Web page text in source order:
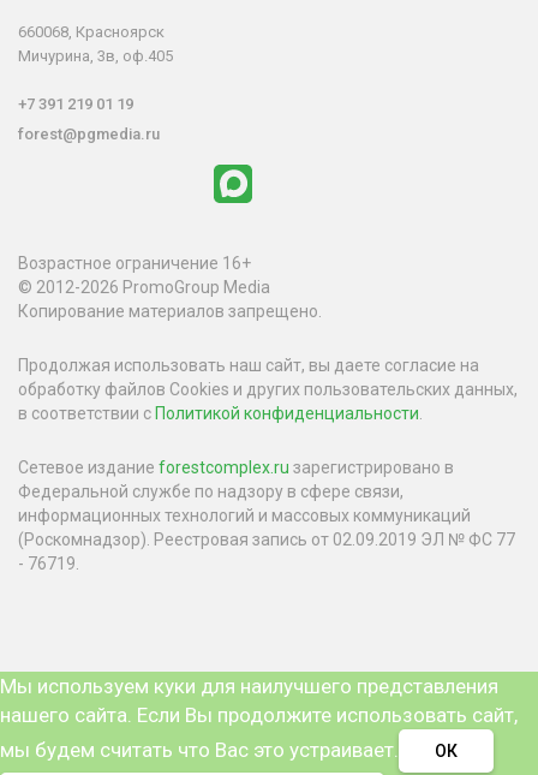
660068, Красноярск
Мичурина, 3в, оф.405
+7 391 219 01 19
forest@pgmedia.ru
Возрастное ограничение 16+
© 2012-2026 PromoGroup Media
Копирование материалов запрещено.
Продолжая использовать наш сайт, вы даете согласие на
обработку файлов Cookies и других пользовательских данных,
в соответствии сПолитикой конфиденциальности
Сетевое издание forestcomplex.ru зарегистрировано в
Федеральной службе по надзору в сфере связи,
информационных технологий и массовых коммуникаций
(Роскомнадзор). Реестровая запись от 02.09.2019 ЭЛ № ФС 77
- 76719.
Мы используем куки для наилучшего представления
нашего сайта. Если Вы продолжите использовать сайт,
мы будем считать что Вас это устраивает.
ОК